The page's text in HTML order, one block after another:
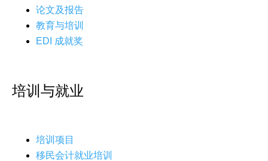
论文及报告
教育与培训
EDI 成就奖
培训与就业
培训项目
移民会计就业培训